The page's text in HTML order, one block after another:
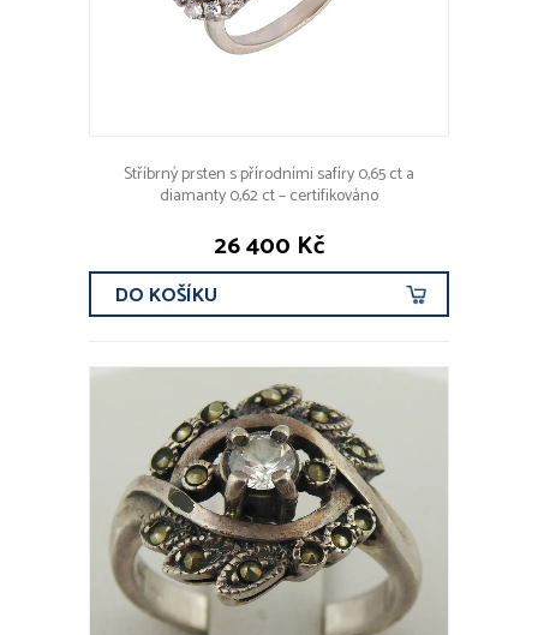
Stříbrný prsten s přírodními safíry 0,65 ct a
diamanty 0,62 ct – certifikováno
26 400 Kč
DO KOŠÍKU